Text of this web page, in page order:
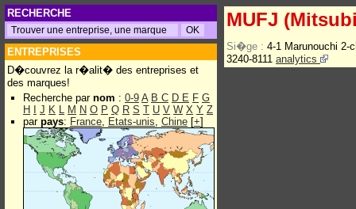
RECHERCHE
ENTREPRISES
D�couvrez la r�alit� des entreprises et
des marques!
Recherche par nom : 0-9 A B C D E F G
H
J K L M N O P Q R S T U V W X Y Z
par pays: France, Etats-unis, Chine [+]
MUFJ
Si�ge : 4-1 Marunouchi 2-
3240-8111 analytics